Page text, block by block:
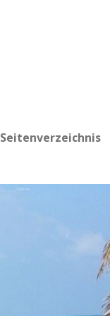
Seitenverzeichnis